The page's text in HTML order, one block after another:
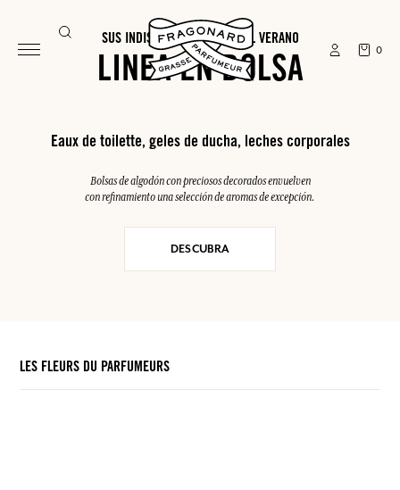
0
SUS INDISPENSABLES PARA EL VERANO
LINEA EN BOLSA
Eaux de toilette, geles de ducha, leches corporales
Bolsas de algodón con preciosos decorados envuelven
con refinamiento una selección de aromas de excepción.
DESCUBRA
LES FLEURS DU PARFUMEURS